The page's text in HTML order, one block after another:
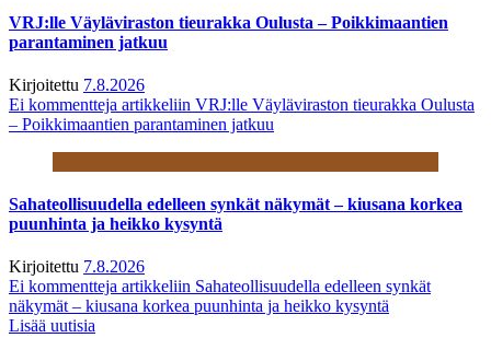
VRJ:lle Väyläviraston tieurakka Oulusta – Poikkimaantien
parantaminen jatkuu
Kirjoitettu 7.8.2026
Ei kommentteja artikkeliin VRJ:lle Väyläviraston tieurakka Oulusta
– Poikkimaantien parantaminen jatkuu
Sahateollisuudella edelleen synkät näkymät – kiusana korkea
puunhinta ja heikko kysyntä
Kirjoitettu 7.8.2026
Ei kommentteja artikkeliin Sahateollisuudella edelleen synkät
näkymät – kiusana korkea puunhinta ja heikko kysyntä
Lisää uutisia